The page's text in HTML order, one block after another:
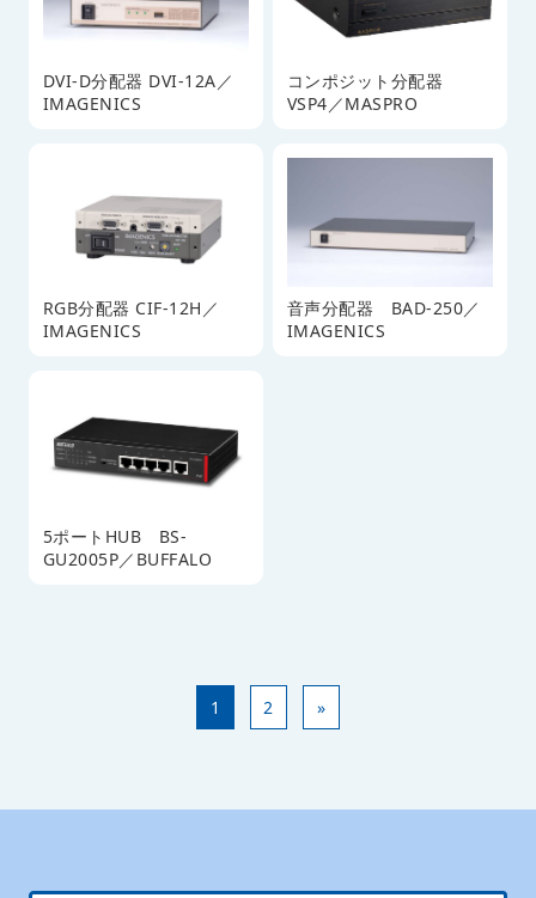
DVI-D分配器 DVI-12A／
IMAGENICS
コンポジット分配器
VSP4／MASPRO
RGB分配器 CIF-12H／
IMAGENICS
音声分配器 BAD-250／
IMAGENICS
5ポートHUB BS-
GU2005P／BUFFALO
1 2 »